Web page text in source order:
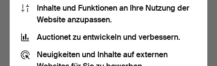
HALSKETTE 18K.
Golddosierter Bismarck.
Beendet 4. Mär 2026
9 Gebote
WIWEN NILSSON.
HALSKETTE. Anhänger mit
20 Gebote
Ausgewähltes
Inhalte und Funktionen an Ihre Nutzung der
Website anzupassen.
Auctionet zu entwickeln und verbessern.
Neuigkeiten und Inhalte auf externen